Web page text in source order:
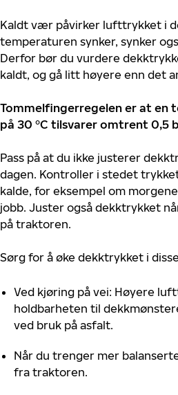
Kaldt vær påvirker lufttrykket i
temperaturen synker, synker
Derfor bør du vurdere
kaldt, og gå litt høyere enn det
Tommelfingerregelen er at en
på 30 °C tilsvarer omtrent 0,5
Pass på at du ikke justerer
dagen. Kontroller i stedet
kalde, for eksempel om
jobb. Juster også dekktrykket
på traktoren.
Sørg for å øke dekktrykket i
Ved kjøring på vei: Høyere
holdbarheten til
ved bruk på asfalt.
Når du trenger mer
fra traktoren.